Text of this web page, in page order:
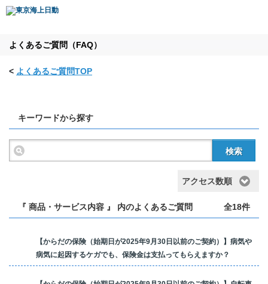
よくあるご質問（FAQ）
< よくあるご質問TOP
キーワードから探す
検索
アクセス数順
『 商品・サービス内容 』 内のよくあるご質問 全18件
【からだの保険（始期日が2025年9月30日以前のご契約）】病気や
病気に起因するケガでも、保険金は支払ってもらえますか？